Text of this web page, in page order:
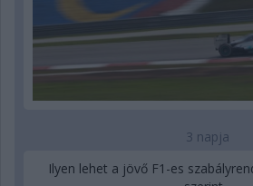
3 napja
Ilyen lehet a jövő F1-es